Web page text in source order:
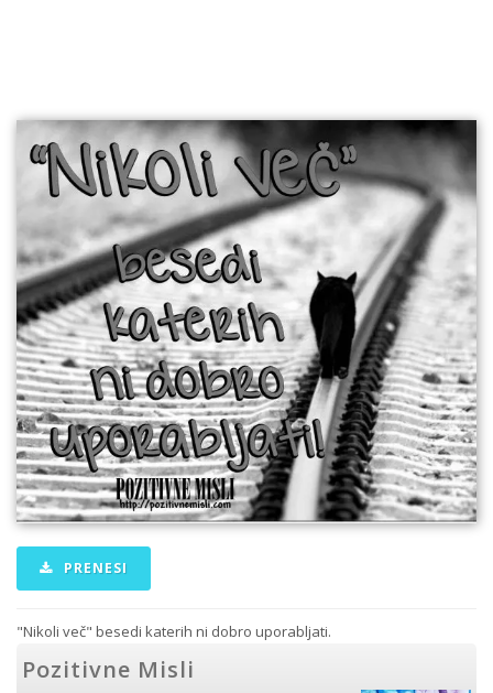
PRENESI
"Nikoli več" besedi katerih ni dobro uporabljati.
Pozitivne Misli